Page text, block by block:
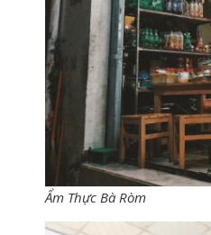
Ẩm Thực Bà Ròm